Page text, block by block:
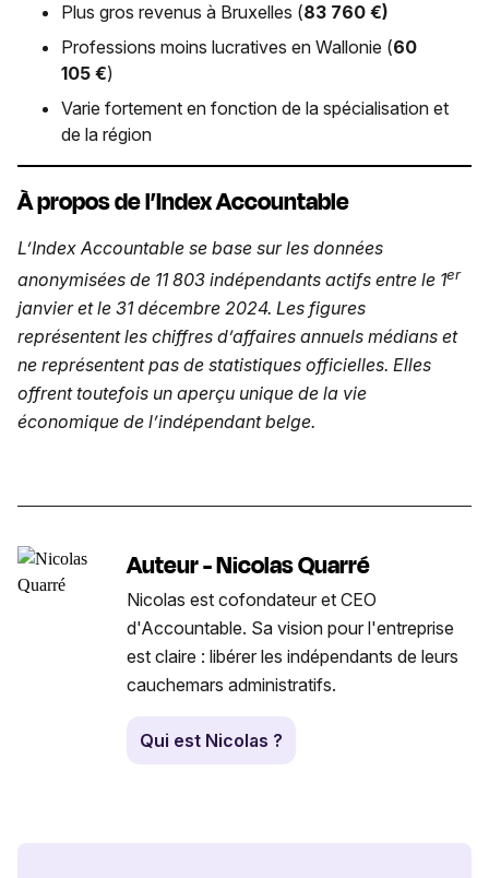
Plus gros revenus à Bruxelles (83 760 €)
Professions moins lucratives en Wallonie (60
105 €)
Varie fortement en fonction de la spécialisation et
de la région
À propos de l’Index Accountable
L’Index Accountable se base sur les données
anonymisées de 11 803 indépendants actifs entre le 1er
janvier et le 31 décembre 2024. Les figures
représentent les chiffres d’affaires annuels médians et
ne représentent pas de statistiques officielles. Elles
offrent toutefois un aperçu unique de la vie
économique de l’indépendant belge.
Auteur - Nicolas Quarré
Nicolas est cofondateur et CEO
d'Accountable. Sa vision pour l'entreprise
est claire : libérer les indépendants de leurs
cauchemars administratifs.
Qui est Nicolas ?